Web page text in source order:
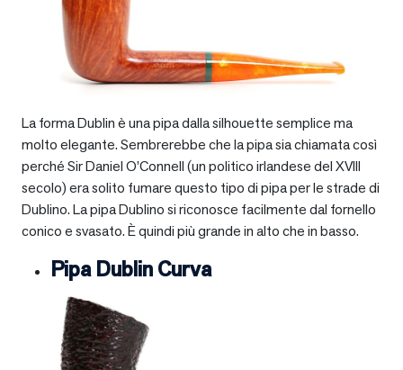
La forma Dublin è una pipa dalla silhouette semplice ma
molto elegante. Sembrerebbe che la pipa sia chiamata così
perché Sir Daniel O’Connell (un politico irlandese del XVIII
secolo) era solito fumare questo tipo di pipa per le strade di
Dublino. La pipa Dublino si riconosce facilmente dal fornello
conico e svasato. È quindi più grande in alto che in basso.
Pipa Dublin Curva